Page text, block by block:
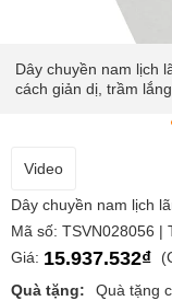
Dây chuyền nam lịch
cách giản dị, trầm
Video
Dây chuyền nam lịch
Mã số: TSVN028056 |
Giá: 15.937.532₫
Quà tặng:
Quà tặng